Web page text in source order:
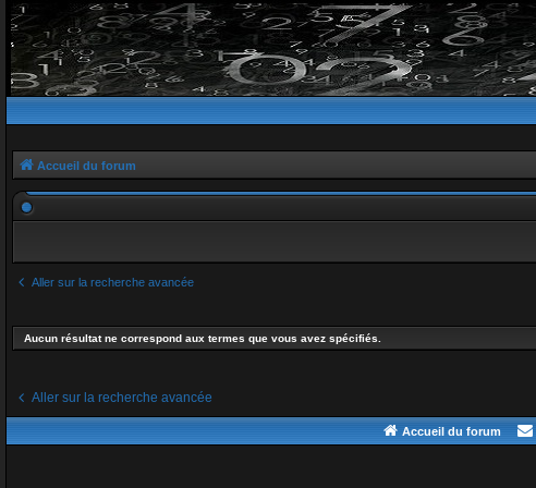
Accueil du forum
Aller sur la recherche avancée
Aucun résultat ne correspond aux termes que vous avez spécifiés.
Aller sur la recherche avancée
Accueil du forum